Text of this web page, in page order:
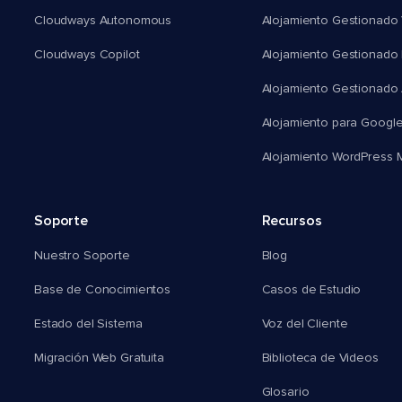
Cloudways Autonomous
Cloudways Copilot
Alojamiento Gestionado
Alojamiento Gestionado
Alojamiento Gestionado
Alojamiento para
Alojamiento WordPress
Soporte
Nuestro Soporte
Base de Conocimientos
Estado del Sistema
Migración Web Gratuita
Recursos
Blog
Casos de Estudio
Voz del Cliente
Biblioteca de Videos
Glosario